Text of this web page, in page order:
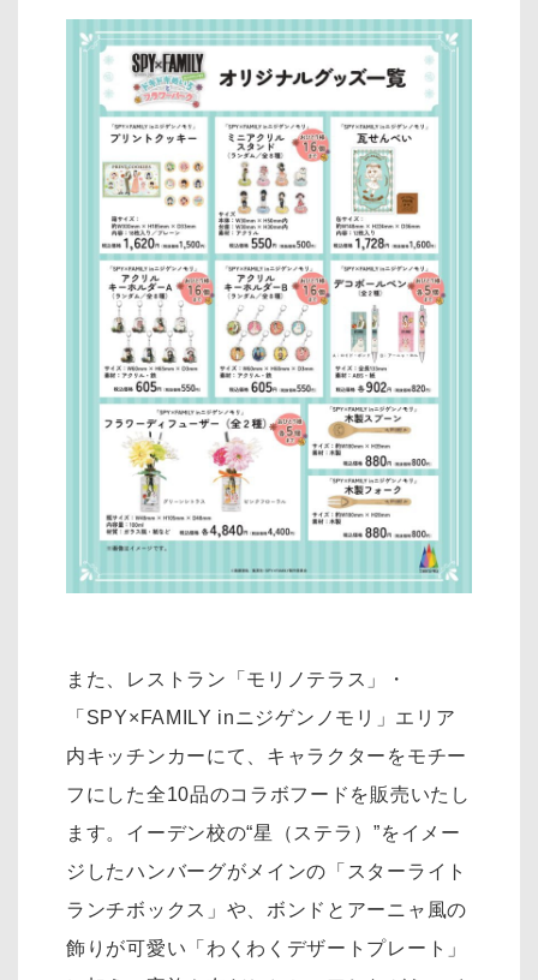
また、レストラン「モリノテラス」・
「SPY×FAMILY inニジゲンノモリ」エリア
内キッチンカーにて、キャラクターをモチー
フにした全10品のコラボフードを販売いたし
ます。イーデン校の“星（ステラ）”をイメー
ジしたハンバーグがメインの「スターライト
ランチボックス」や、ボンドとアーニャ風の
飾りが可愛い「わくわくデザートプレート」